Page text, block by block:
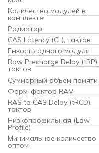
Количество модулей в
комплекте
Радиатор
CAS Latency (CL), тактов
Емкость одного модуля
Row Precharge Delay (tRP),
тактов
Суммарный объем памяти
Форм-фактор RAM
RAS to CAS Delay (tRCD),
тактов
Низкопрофильная (Low
Profile)
Минимальное количество
оптом